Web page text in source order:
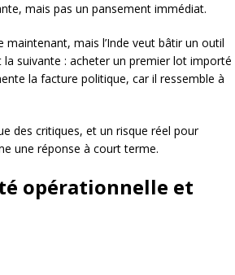
mais pas un pansement immédiat.
maintenant, mais l’Inde veut bâtir un outil
suivante : acheter un premier lot importé
la facture politique, car il ressemble à
des critiques, et un risque réel pour
une réponse à court terme.
opérationnelle et